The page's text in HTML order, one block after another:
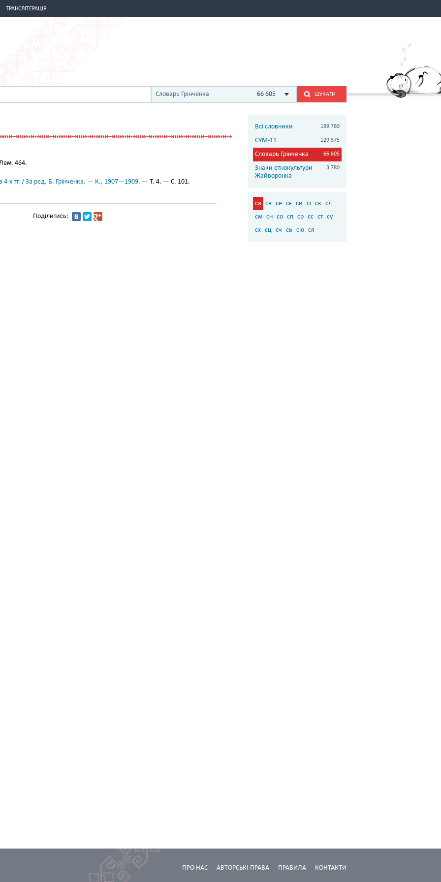
ТРАНСЛІТЕРАЦІЯ
Словарь Грінченка 66 605 ШУКАТИ
464.
4-х тт. / За ред. Б. Грінченка. — К., 1907—1909. — Т. 4. — С. 101.
Поділитись:
Всі словники 199 760
СУМ-11 129 375
Словарь Грінченка 66 605
Знаки етнокультури
Жайворонка
3 780
са св се сє си сі ск сл
см сн со сп ср сс ст су
сх сц сч сь сю ся
КОНТАКТИ
ПРАВИЛА
АВТОРСЬКІ ПРАВА
ПРО НАС